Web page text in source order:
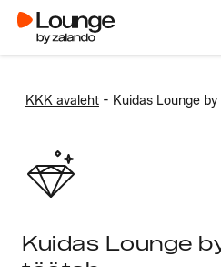
KKK avaleht - Kuidas Lounge
Kuidas Lounge